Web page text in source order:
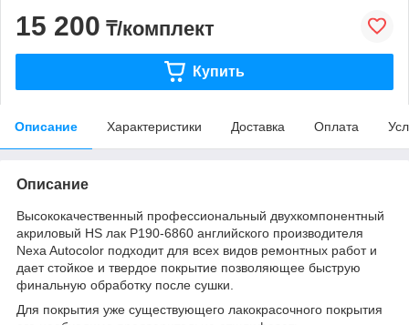
15 200 ₸/комплект
Купить
Описание Характеристики Доставка Оплата
Описание
Высококачественный профессиональный двухкомпонентный
акриловый HS лак P190-6860 английского производителя
Nexa Autocolor подходит для всех видов ремонтных работ и
дает стойкое и твердое покрытие позволяющее быструю
финальную обработку после сушки.
Для покрытия уже существующего лакокрасочного покрытия